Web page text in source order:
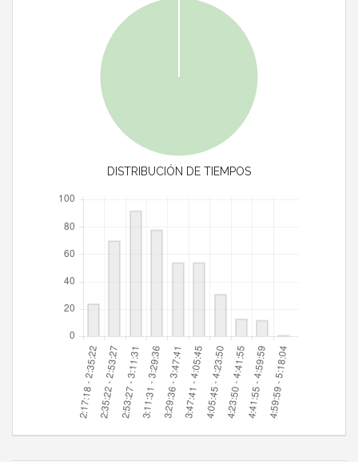
DISTRIBUCIÓN DE TIEMPOS